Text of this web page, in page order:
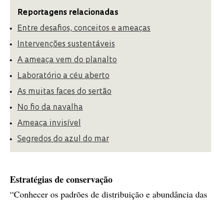
Reportagens relacionadas
Entre desafios, conceitos e ameaças
Intervenções sustentáveis
A ameaça vem do planalto
Laboratório a céu aberto
As muitas faces do sertão
No fio da navalha
Ameaça invisível
Segredos do azul do mar
Estratégias de conservação
“Conhecer os padrões de distribuição e abundância das